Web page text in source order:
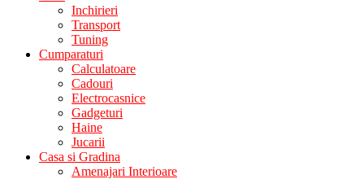
Inchirieri
Transport
Tuning
Cumparaturi
Calculatoare
Cadouri
Electrocasnice
Gadgeturi
Haine
Jucarii
Casa si Gradina
Amenajari Interioare